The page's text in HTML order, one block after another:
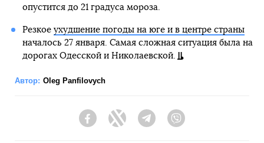
опустится до 21 градуса мороза.
Резкое ухудшение погоды на юге и в центре страны
началось 27 января. Самая сложная ситуация была на
дорогах Одесской и Николаевской.
Автор: Oleg Panfilovych
FacebookTwitter Telegram